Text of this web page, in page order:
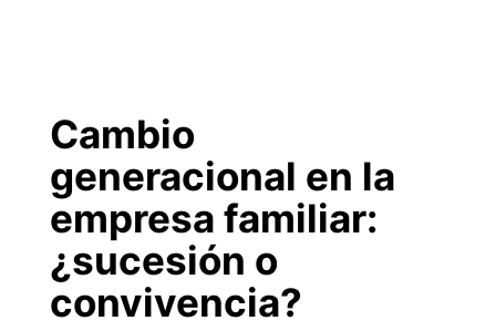
Cambio
generacional en la
empresa familiar:
¿sucesión o
convivencia?